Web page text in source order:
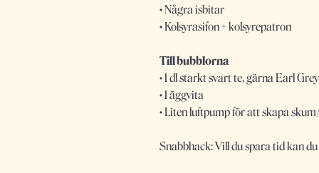
• Några isbitar
• Kolsyrasifon + kolsyrepatron
Till bubblorna
• 1 dl starkt svart te, gärna Earl
• 1 äggvita
• Liten luftpump för att skapa
Snabbhack: Vill du spara tid kan